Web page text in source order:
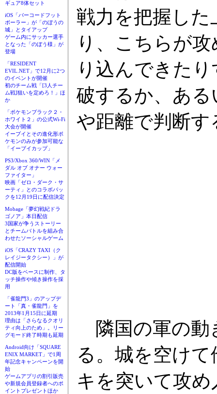
ギュア8体セット
iOS「バーコードフット
ボーラー」が「のぼうの
城」とタイアップ
ゲーム内にサッカー選手
となった「のぼう様」が
登場
「RESIDENT
EVIL.NET」で12月に2つ
のイベントが開催
初のチーム戦「[3人チー
ム戦]狙いを定めろ！」ほ
か
「ポケモンブラック２・
ホワイト２」の公式Wi-Fi
大会が開催
イーブイとその進化形ポ
ケモンのみが参加可能な
「イーブイカップ」
PS3/Xbox 360/WIN「メ
ダル オブ オナー ウォー
ファイター」
映画「ゼロ・ダーク・サ
ーティ」とのコラボパッ
クを12月19日に配信決定
Mobage「夢幻戦紀ドラ
ゴノア」本日配信
3国家が争うストーリー
とチームバトルを組み合
わせたソーシャルゲーム
iOS「CRAZY TAXI（ク
レイジータクシー）」が
配信開始
DC版をベースに制作、タ
ッチ操作や傾き操作を採
用
「雀龍門3」のアップデ
ート「真・雀龍門」を
2013年1月15日に延期
理由は「さらなるクオリ
ティ向上のため」。リー
グモード終了時期も延期
Android向け「SQUARE
ENIX MARKET」で1周
年記念キャンペーンを開
始
ゲームアプリの割引販売
や新規会員登録者へのポ
イントプレゼントほか
戦力を把握し
り、こちらが
り込んできた
破するか、あ
や距離で判断
隣国の軍の動
る。城を空け
キを突いて攻